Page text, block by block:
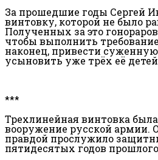
За прошедшие годы Сергей
винтовку, которой не было
Полученных за это
чтобы выполнить
наконец, привести
усыновить уже трёх её
***
Трехлинейная винтовка
вооружение русской армии.
правдой прослужило
пятидесятых годов